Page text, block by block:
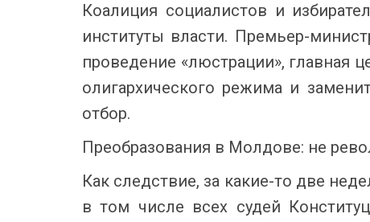
Коалиция социалистов и
институты власти. Премьер-
проведение «люстрации», главная
олигархического режима и
отбор.
Преобразования в Молдове: не
Как следствие, за какие-то две
в том числе всех судей